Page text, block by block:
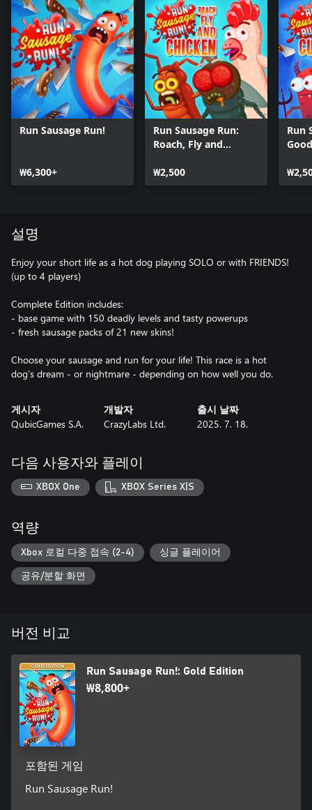
Run Sausage Run!
₩6,300+
Run Sausage Run:
Roach, Fly and
₩2,500
Run
설명
Enjoy your short life as a hot dog playing SOLO or with FRIENDS!
(up to 4 players)
Complete Edition includes:
- base game with 150 deadly levels and tasty powerups
- fresh sausage packs of 21 new skins!
Choose your sausage and run for your life! This race is a hot
dog’s dream - or nightmare - depending on how well you do.
게시자
QubicGames S.A.
개발자
CrazyLabs Ltd.
출시 날짜
2025. 7. 18.
다음 사용자와 플레이
XBOX One XBOX Series X|S
역량
Xbox 로컬 다중 접속 (2-4) 싱글 플레이어
공유/분할 화면
버전 비교
Run Sausage Run!: Gold Edition
₩8,800+
포함된 게임
Run Sausage Run!